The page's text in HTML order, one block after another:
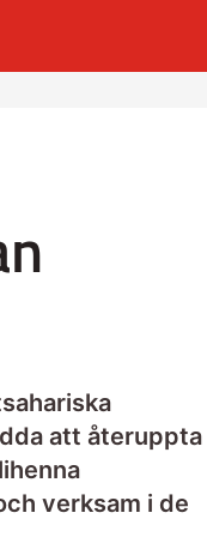
att återuppta
verksam i de